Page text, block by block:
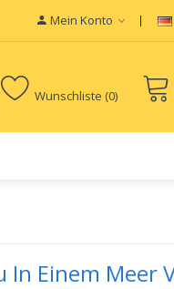
Mein Konto
Wunschliste (0)
In Einem Meer